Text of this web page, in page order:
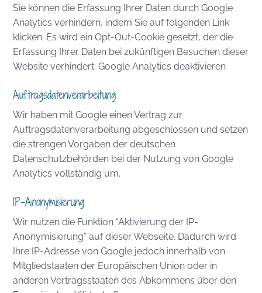
Sie können die Erfassung Ihrer Daten durch Google
Analytics verhindern, indem Sie auf folgenden Link
klicken. Es wird ein Opt-Out-Cookie gesetzt, der die
Erfassung Ihrer Daten bei zukünftigen Besuchen dieser
Website verhindert:Google Analytics deaktivieren
Auftragsdatenverarbeitung
Wir haben mit Google einen Vertrag zur
Auftragsdatenverarbeitung abgeschlossen und setzen
die strengen Vorgaben der deutschen
Datenschutzbehörden bei der Nutzung von Google
Analytics vollständig um.
IP-Anonymisierung
Wir nutzen die Funktion “Aktivierung der IP-
Anonymisierung” auf dieser Webseite. Dadurch wird
Ihre IP-Adresse von Google jedoch innerhalb von
Mitgliedstaaten der Europäischen Union oder in
anderen Vertragsstaaten des Abkommens über den